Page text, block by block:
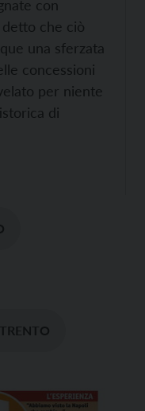
con
che ciò
una sferzata
concessioni
per niente
di